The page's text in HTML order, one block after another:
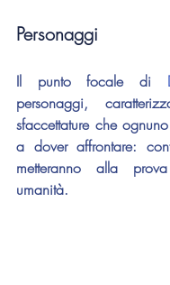
Personaggi
Il punto focale di
personaggi,
sfaccettature che
a dover affrontare:
metteranno alla
umanità.